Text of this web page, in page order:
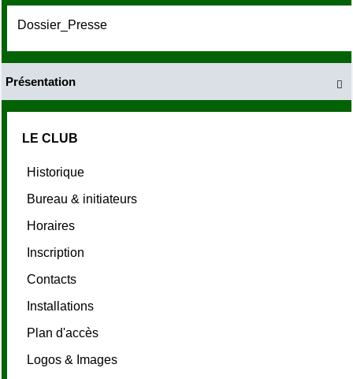
Dossier_Presse

Présentation
LE CLUB
Historique
Bureau & initiateurs
Horaires
Inscription
Contacts
Installations
Plan d'accès
Logos & Images